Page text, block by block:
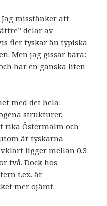
misstänker att
delar av
fler tyskar än typiska
Men jag gissar bara:
har en ganska liten
med det hela:
strukturer.
rika Östermalm och
är tyskarna
ligger mellan 0,3
två. Dock hos
t.ex. är
mer ojämt.